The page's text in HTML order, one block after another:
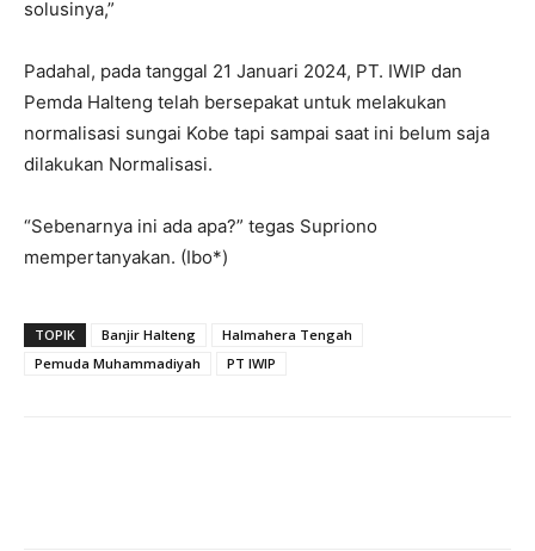
solusinya,”
Padahal, pada tanggal 21 Januari 2024, PT. IWIP dan
Pemda Halteng telah bersepakat untuk melakukan
normalisasi sungai Kobe tapi sampai saat ini belum saja
dilakukan Normalisasi.
“Sebenarnya ini ada apa?” tegas Supriono
mempertanyakan. (Ibo*)
TOPIK Banjir Halteng
Halmahera Tengah
Pemuda Muhammadiyah
PT IWIP